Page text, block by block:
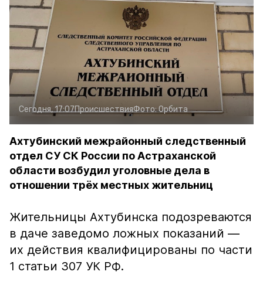
Сегодня, 17:07ПроисшествияФото:Орбита
Ахтубинский межрайонный следственный
отдел СУ СК России по Астраханской
области возбудил уголовные дела в
отношении трёх местных жительниц
Жительницы Ахтубинска подозреваются
в даче заведомо ложных показаний —
их действия квалифицированы по части
1 статьи 307 УК РФ.